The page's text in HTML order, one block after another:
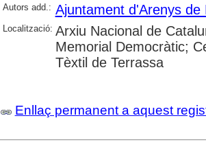
Autors add.: Ajuntament d'Arenys de
Localització: Arxiu Nacional de
Memorial Democràtic;
Tèxtil de Terrassa
Enllaç permanent a aquest